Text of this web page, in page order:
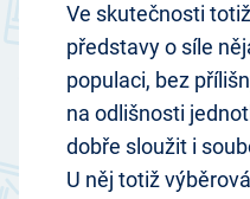
Ve skutečnosti
představy o síle
populaci, bez
na odlišnosti
dobře sloužit i
U něj totiž